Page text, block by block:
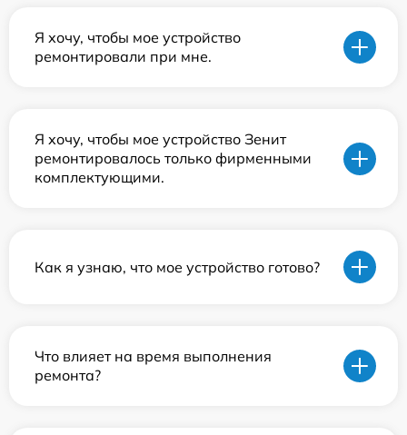
Я хочу, чтобы мое устройство
ремонтировали при мне.
Я хочу, чтобы мое устройство Зенит
ремонтировалось только фирменными
комплектующими.
Как я узнаю, что мое устройство готово?
Что влияет на время выполнения
ремонта?